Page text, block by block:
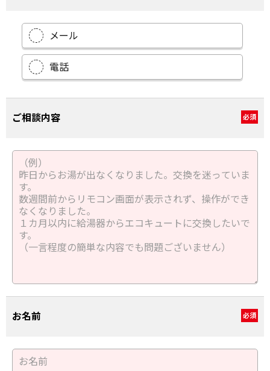
メール
電話
ご相談内容 必須
お名前 必須